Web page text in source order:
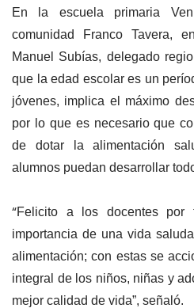
En la escuela primaria
comunidad Franco Tavera,
Manuel Subías, delegado
que la edad escolar es un
jóvenes, implica el máximo
por lo que es necesario que
de dotar la alimentación
alumnos puedan desarrollar
“Felicito a los docentes
importancia de una vida
alimentación; con estas se
integral de los niños, niñas y
mejor calidad de vida”, señaló.